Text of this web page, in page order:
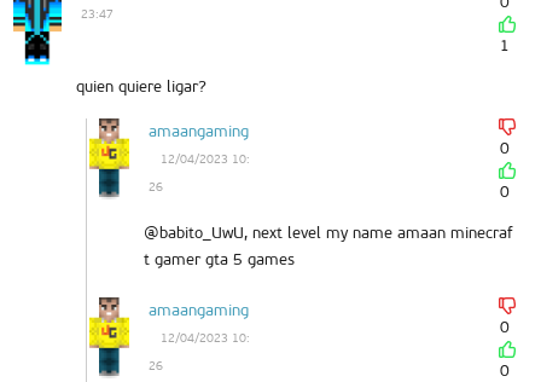
23:47
1
quien quiere ligar?
amaangaming
12/04/2023 10:
26
0
0
@babito_UwU, next level my name amaan minecraf
t gamer gta 5 games
amaangaming
12/04/2023 10:
26
0
0